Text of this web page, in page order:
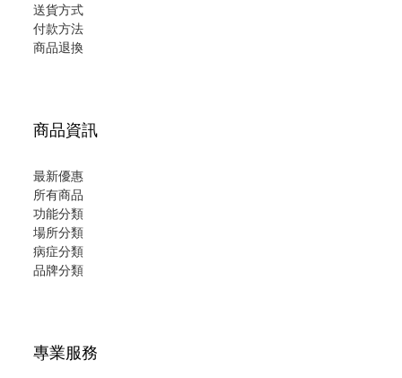
送貨方式
付款方法
商品退換
商品資訊
最新優惠
所有商品
功能分類
場所分類
病症分類
品牌分類
專業服務